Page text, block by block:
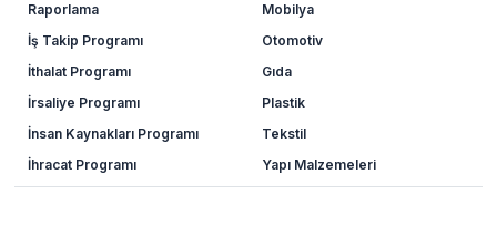
Raporlama
İş Takip Programı
İthalat Programı
İrsaliye Programı
İnsan Kaynakları Programı
İhracat Programı
Mobilya
Otomotiv
Gıda
Plastik
Tekstil
Yapı Malzemeleri